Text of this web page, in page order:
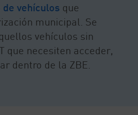
vehículos que
municipal. Se
vehículos sin
que necesiten acceder,
dentro de la ZBE.